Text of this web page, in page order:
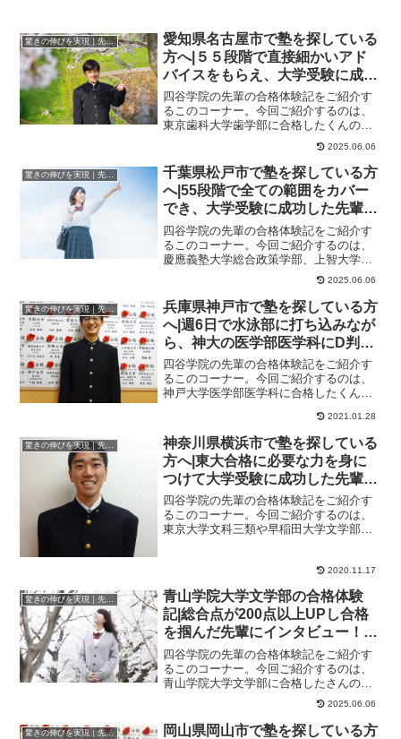
驚きの伸びを実現｜先輩列伝
愛知県名古屋市で塾を探している
方へ|５５段階で直接細かいアド
バイスをもらえ、大学受験に成功
した先輩にインタビュー！大学受
験予備校四谷学院
四谷学院の先輩の合格体験記をご紹介す
るこのコーナー。今回ご紹介するのは、
東京歯科大学歯学部に合格したくんのス
トーリーです。勉強をせず遊んでばっか
2025.06.06
驚きの伸びを実現｜先輩列伝
千葉県松戸市で塾を探している方
へ|55段階で全ての範囲をカバー
でき、大学受験に成功した先輩に
インタビュー！大学受験予備校四
谷学院
四谷学院の先輩の合格体験記をご紹介す
るこのコーナー。今回ご紹介するのは、
慶應義塾大学総合政策学部、上智大学経
済学部、立命館大学国際関係学部に合格
2025.06.06
驚きの伸びを実現｜先輩列伝
兵庫県神戸市で塾を探している方
へ|週6日で水泳部に打ち込みなが
ら、神大の医学部医学科にD判定
から現役合格に成功した先輩にイ
ンタビュー！大学受験予備校四谷
学院
四谷学院の先輩の合格体験記をご紹介す
るこのコーナー。今回ご紹介するのは、
神戸大学医学部医学科に合格したくんの
2021.01.28
驚きの伸びを実現｜先輩列伝
神奈川県横浜市で塾を探している
方へ|東大合格に必要な力を身に
つけて大学受験に成功した先輩に
インタビュー！大学受験予備校四
谷学院
四谷学院の先輩の合格体験記をご紹介す
るこのコーナー。今回ご紹介するのは、
東京大学文科三類や早稲田大学文学部、
2020.11.17
青山学院大学文学部の合格体験
記|総合点が200点以上UPし合格
を掴んだ先輩にインタビュー！大
学受験予備校四谷学院
四谷学院の先輩の合格体験記をご紹介す
るこのコーナー。今回ご紹介するのは、
青山学院大学文学部に合格したさんのス
トーリーです。さんが合格した大学青山
2025.06.06
驚きの伸びを実現｜先輩列伝
岡山県岡山市で塾を探している方